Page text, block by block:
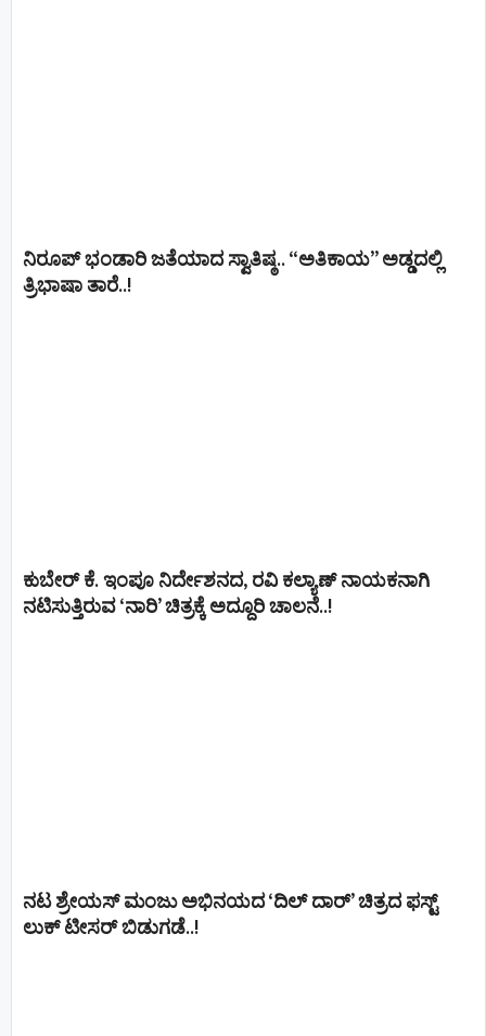
ನಿರೂಪ್ ಭಂಡಾರಿ ಜತೆಯಾದ ಸ್ವಾತಿಷ್ಠ.. “ಅತಿಕಾಯ” ಅಡ್ಡದಲ್ಲಿ
ತ್ರಿಭಾಷಾ ತಾರೆ..!
ಕುಬೇರ್ ಕೆ. ಇಂಪೂ ನಿರ್ದೇಶನದ, ರವಿ ಕಲ್ಯಾಣ್‍ ನಾಯಕನಾಗಿ
ನಟಿಸುತ್ತಿರುವ ‘ನಾರಿ’ ಚಿತ್ರಕ್ಕೆ ಅದ್ದೂರಿ ಚಾಲನೆ..!
ನಟ ಶ್ರೇಯಸ್ ಮಂಜು ಅಭಿನಯದ ‘ದಿಲ್ ದಾರ್’ ಚಿತ್ರದ ಫಸ್ಟ್
ಲುಕ್ ಟೀಸರ್ ಬಿಡುಗಡೆ..!